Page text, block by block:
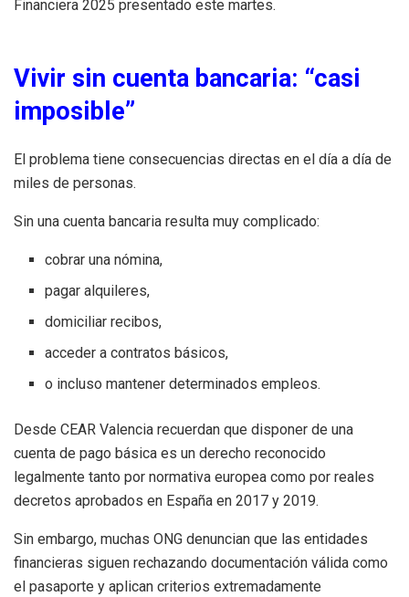
Financiera 2025 presentado este martes.
Vivir sin cuenta bancaria: “casi
imposible”
El problema tiene consecuencias directas en el día a día de
miles de personas.
Sin una cuenta bancaria resulta muy complicado:
cobrar una nómina,
pagar alquileres,
domiciliar recibos,
acceder a contratos básicos,
o incluso mantener determinados empleos.
Desde CEAR Valencia recuerdan que disponer de una
cuenta de pago básica es un derecho reconocido
legalmente tanto por normativa europea como por reales
decretos aprobados en España en 2017 y 2019.
Sin embargo, muchas ONG denuncian que las entidades
financieras siguen rechazando documentación válida como
el pasaporte y aplican criterios extremadamente